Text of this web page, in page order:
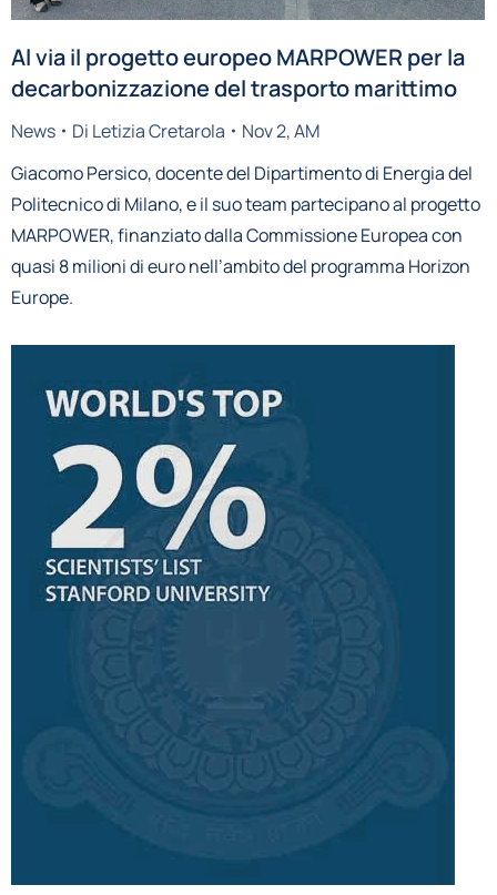
Al via il progetto europeo MARPOWER per la
decarbonizzazione del trasporto marittimo
News Di Letizia Cretarola
Nov 2, AM
Giacomo Persico, docente del Dipartimento di Energia del
Politecnico di Milano, e il suo team partecipano al progetto
MARPOWER, finanziato dalla Commissione Europea con
quasi 8 milioni di euro nell’ambito del programma Horizon
Europe.